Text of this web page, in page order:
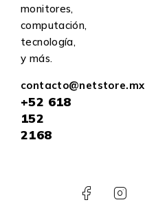
monitores,
computación,
tecnología,
y más.
contacto@netstore.mx
+52 618
152
2168